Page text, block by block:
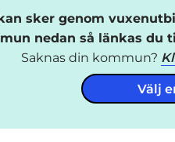
sker genom
nedan så länkas du
Saknas din kommun?
Välj